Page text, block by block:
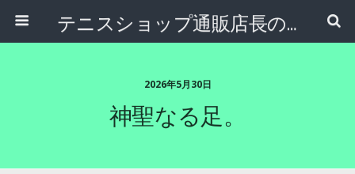
テニスショップ通販店長のブログ＠テニスショップLAFINO 西山克久
2026年5月30日
神聖なる足。